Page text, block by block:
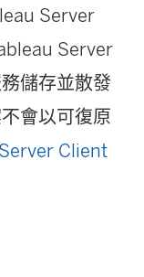
Server
Server
儲存並散發
會以可復原
Client